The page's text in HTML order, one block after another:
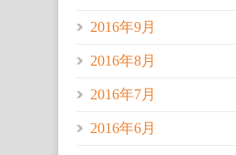
2016年9月
2016年8月
2016年7月
2016年6月